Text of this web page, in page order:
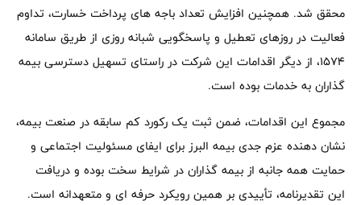
محقق شد. همچنین افزایش تعداد باجه های پرداخت خسارت، تداوم
فعالیت در روزهای تعطیل و پاسخگویی شبانه روزی از طریق سامانه
۱۵۷۴، از دیگر اقدامات این شرکت در راستای تسهیل دسترسی بیمه
گذاران به خدمات بوده است.
مجموع این اقدامات، ضمن ثبت یک رکورد کم سابقه در صنعت بیمه،
نشان دهنده عزم جدی بیمه البرز برای ایفای مسئولیت اجتماعی و
حمایت همه جانبه از بیمه گذاران در شرایط سخت بوده و دریافت
این تقدیرنامه، تأییدی بر همین رویکرد حرفه ای و متعهدانه است.